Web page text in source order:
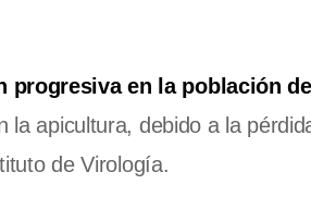
progresiva en la población
la apicultura, debido a la
de Virología.